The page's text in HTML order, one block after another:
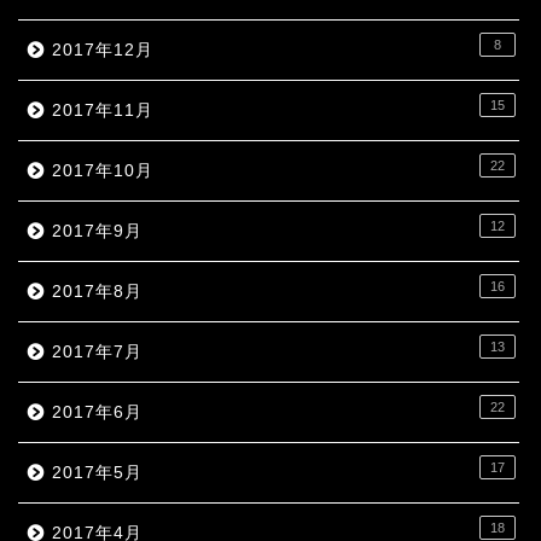
2017年12月 8
2017年11月 15
2017年10月 22
2017年9月 12
2017年8月 16
2017年7月 13
2017年6月 22
2017年5月 17
2017年4月 18